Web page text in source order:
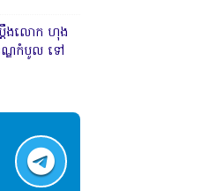
ប្ដឹងលោក ហុង
ណ្ឌកំបូល ទៅ